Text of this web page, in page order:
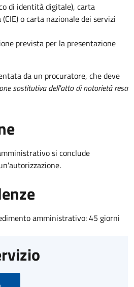
di identità digitale), carta
o carta nazionale dei servizi
prevista per la presentazione
da un procuratore, che deve
sostitutiva dell'atto di notorietà resa
si conclude
amministrativo: 45 giorni